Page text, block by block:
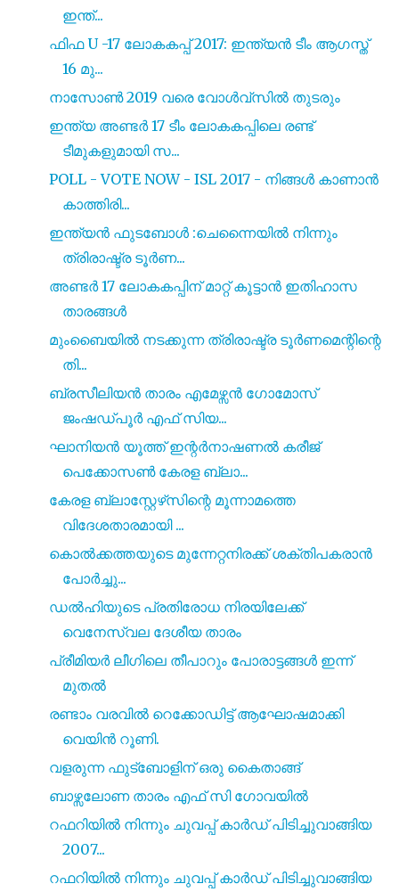
ഇന്ത്...
ഫിഫ U -17 ലോകകപ്പ് 2017: ഇന്ത്യൻ ടീം ആഗസ്ത്
16 മു...
നാസോൺ 2019 വരെ വോൾവ്സിൽ തുടരും
ഇന്ത്യ അണ്ടർ 17 ടീം ലോകകപ്പിലെ രണ്ട്
ടീമുകളുമായി സ...
POLL - VOTE NOW - ISL 2017 - നിങ്ങൾ കാണാൻ
കാത്തിരി...
ഇന്ത്യൻ ഫുടബോൾ :ചെന്നൈയിൽ നിന്നും
ത്രിരാഷ്ട്ര ടൂർണ...
അണ്ടർ 17 ലോകകപ്പിന് മാറ്റ് കൂട്ടാൻ ഇതിഹാസ
താരങ്ങൾ
മുംബൈയിൽ നടക്കുന്ന ത്രിരാഷ്ട്ര ടൂർണമെന്റിന്റെ
തി...
ബ്രസീലിയൻ താരം എമേഴ്സൻ ഗോമോസ്‌
ജംഷഡ്‌പൂർ എഫ് സിയ...
ഘാനിയൻ യൂത്ത് ഇന്റർനാഷണൽ കരീജ്
പെക്കോസൺ കേരള ബ്ലാ...
കേരള ബ്ലാസ്റ്റേഴ്‌സിന്റെ മൂന്നാമത്തെ
വിദേശതാരമായി ...
കൊൽക്കത്തയുടെ മുന്നേറ്റനിരക്ക് ശക്‌തിപകരാൻ
പോർച്ചു...
ഡൽഹിയുടെ പ്രതിരോധ നിരയിലേക്ക്
വെനേസ്വല ദേശീയ താരം
പ്രീമിയർ ലീഗിലെ തീപാറും പോരാട്ടങ്ങൾ ഇന്ന്
മുതൽ
രണ്ടാം വരവിൽ റെക്കോഡിട്ട് ആഘോഷമാക്കി
വെയിൻ റൂണി.
വളരുന്ന ഫുട്ബോളിന് ഒരു കൈതാങ്ങ്
ബാഴ്സലോണ താരം എഫ് സി ഗോവയിൽ
റഫറിയിൽ നിന്നും ചുവപ്പ് കാർഡ് പിടിച്ചുവാങ്ങിയ
2007...
റഫറിയിൽ നിന്നും ചുവപ്പ് കാർഡ് പിടിച്ചുവാങ്ങിയ